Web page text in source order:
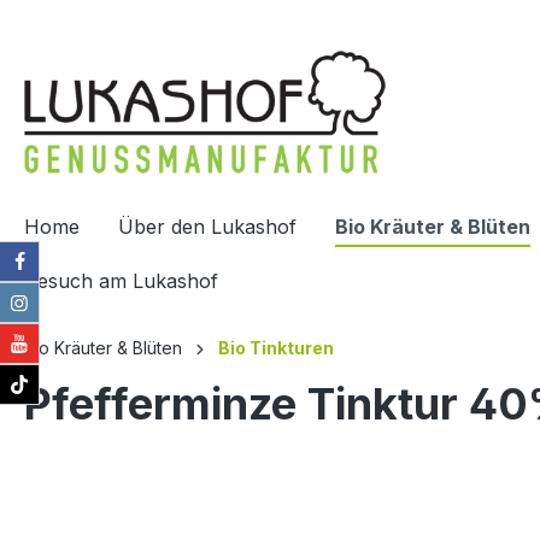
Home Über den Lukashof Bio Kräuter & Blüten
Besuch am Lukashof
Bio Kräuter & Blüten Bio Tinkturen
Pfefferminze Tinktur